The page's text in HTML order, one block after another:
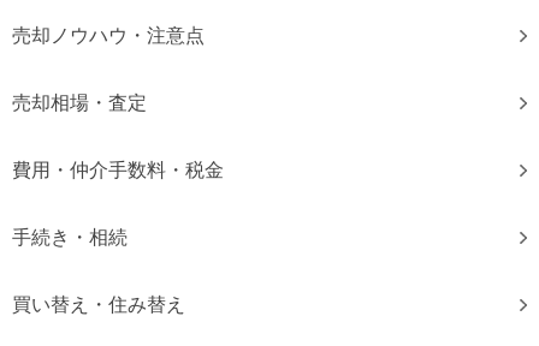
売却ノウハウ・注意点
売却相場・査定
費用・仲介手数料・税金
手続き・相続
買い替え・住み替え